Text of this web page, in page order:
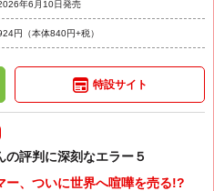
年6月10日発売
円 （本体840円+税）
特設サイト
の評判に深刻なエラー５
ー、ついに世界へ喧嘩を売る!?